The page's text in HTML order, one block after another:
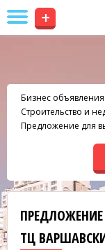
+
Бизнес объявления
Строительство и
Предложение для
ТЦ